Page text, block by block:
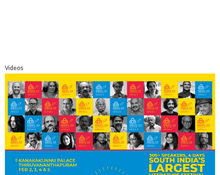
Videos